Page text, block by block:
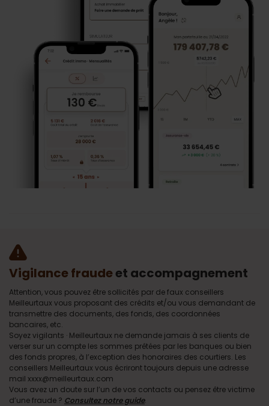
Vigilance fraudeet accompagnement
Attention, vous pouvez être sollicités par de faux conseillers
Meilleurtaux vous proposant des crédits et/ou vous demandant de
transmettre des documents, des fonds, des coordonnées
bancaires, etc.
Soyez vigilants · Meilleurtaux ne demande jamais à ses clients de
verser sur un compte les sommes prêtées par les banques ou bien
des fonds propres, à l’exception des honoraires des courtiers. Les
conseillers Meilleurtaux vous écriront toujours depuis une adresse
mail xxxx@meilleurtaux.com
Vous avez un doute sur l’un de vos contacts ou pensez être victime
d’une fraude ? Consultez notre guide.